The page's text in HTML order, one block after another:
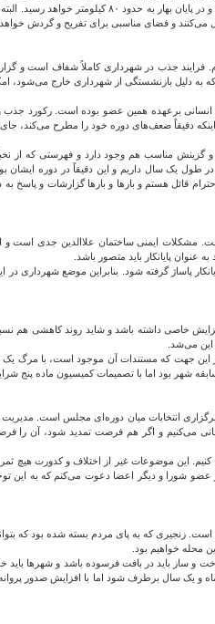
شد، واقعاً متأسف شدم. فرایند جذب در شهرداری کاملاً
دلیل بازنشستگی از شهرداری خارج می‌شود،
برعهده همین عضو بوده است. رکورد جذب و
دقیقاً ضعف‌های دوره خود را مطرح می‌کند،
انتخاب و گزینش مناسب هم وجود دارد و فهرستی که از
طول یک سال داریم و این دقیقاً در دوره
و مواجهه نیستیم و بنده به شخصه برای تک تک ۲۱ عضو شورا به ویژه آقای چمران احترام قائل
مشکلات ایمنی ساختمان علاالدین جدی است و
پایانکار باید متصور باشد.
پاساژ گرفته شود. بنابراین موضع
خاصی داشته باشد و شاید روند کاهشی هم
می‌شد.
جهت که مستندات آن موجود است، با مرگ یک
شهر بود اما با تصمیمات کمیسیون ماده پنج
انتخابات میان دوره‌ای مجلس است.
می‌کنیم و اگر هم فرصت تمدید شود، آن را
این موضوعات غیر از اختلاف و کدورت هیچ
عضو شورا و دیگر اعضا دعوت می‌کنم که به
که به پای مردم بسته شده بود که بتوانند
خواهیم بود.
باید در بافت فرسوده باشد و شهرها باید
شهرداری در طول این سه سال به سمت نوسازی بافت فرسوده با ارائه بسته‌های تشویقی رفته است. اولویت ما این بافت بوده اما موضوعی